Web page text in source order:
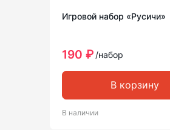
Игровой набор «Русичи»
190 ₽ /набор
В корзину
В наличии